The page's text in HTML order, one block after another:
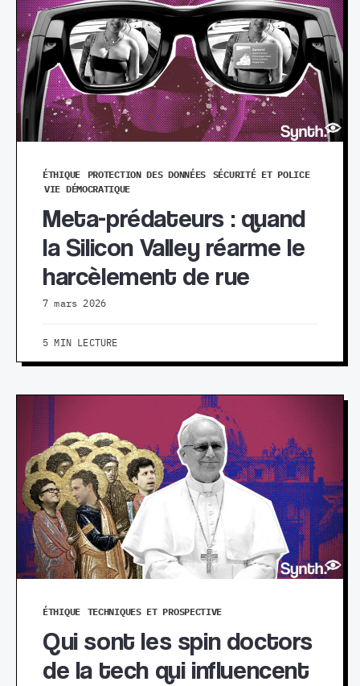
ÉTHIQUE PROTECTION DES DONNÉES SÉCURITÉ ET POLICE
VIE DÉMOCRATIQUE
Meta-prédateurs : quand
la Silicon Valley réarme le
harcèlement de rue
7 mars 2026
5 MIN LECTURE
ÉTHIQUE TECHNIQUES ET PROSPECTIVE
Qui sont les spin doctors
de la tech qui influencent